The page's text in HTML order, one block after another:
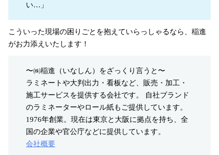
い…」
こういった現場の困りごとを抱えていらっしゃるなら、稲進
がお力添えいたします！
〜㈱稲進（いなしん）をざっくり言うと〜
ラミネートや大判出力・看板など、販売・加工・
施工サービスを提供する会社です。 自社ブランド
のラミネーターやロール紙もご提供しています。
1976年創業。現在は東京と大阪に拠点を持ち、全
国の企業や官公庁などに提供しています。
会社概要